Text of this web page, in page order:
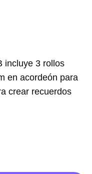
incluye 3 rollos
en acordeón para
crear recuerdos